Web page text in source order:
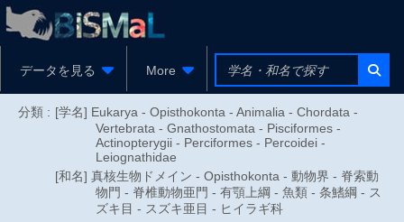
データを見る More
分類 : [学名] Eukarya - Opisthokonta - Animalia - Chordata -
Vertebrata - Gnathostomata - Pisciformes -
Actinopterygii - Perciformes - Percoidei -
Leiognathidae
[和名] 真核生物ドメイン - Opisthokonta - 動物界 - 脊索動
物門 - 脊椎動物亜門 - 有顎上綱 - 魚類 - 条鰭綱 - ス
ズキ目 - スズキ亜目 - ヒイラギ科